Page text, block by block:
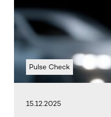
Pulse Check
15.12.2025